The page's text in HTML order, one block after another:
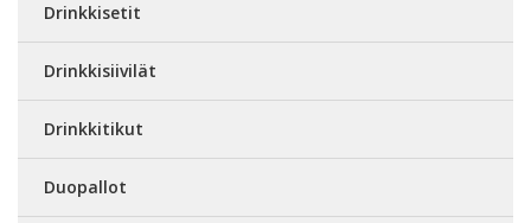
Drinkkisetit
Drinkkisiivilät
Drinkkitikut
Duopallot